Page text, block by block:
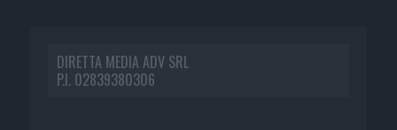
DIRETTA MEDIA ADV SRL
P.I. 02839380306